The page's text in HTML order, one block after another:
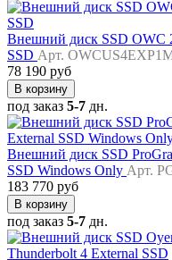
Внешний диск SSD OWC
SSD Арт.
78 190 руб
В корзину
под заказ 5-7 дн.
Внешний диск SSD
SSD Windows Only Арт.
183 770 руб
В корзину
под заказ 5-7 дн.